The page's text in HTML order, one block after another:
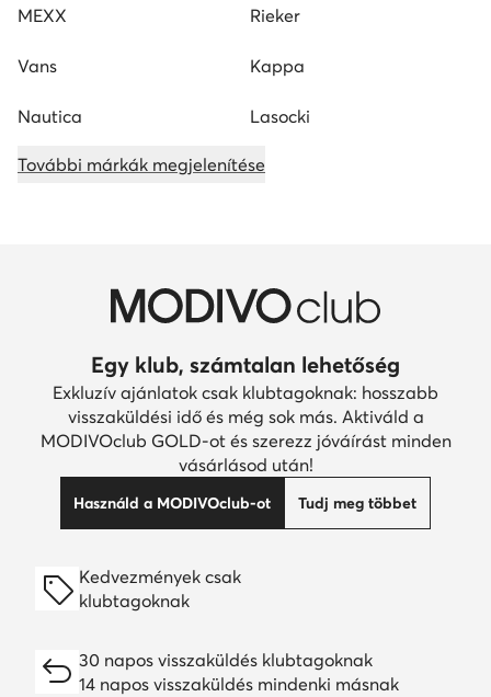
MEXX Rieker
Vans Kappa
Nautica Lasocki
További márkák megjelenítése
Egy klub, számtalan lehetőség
Exkluzív ajánlatok csak klubtagoknak: hosszabb
visszaküldési idő és még sok más. Aktiváld a
MODIVOclub GOLD-ot és szerezz jóváírást minden
vásárlásod után!
Használd a MODIVOclub-ot Tudj meg többet
Kedvezmények csak
klubtagoknak
30 napos visszaküldés klubtagoknak
14 napos visszaküldés mindenki másnak